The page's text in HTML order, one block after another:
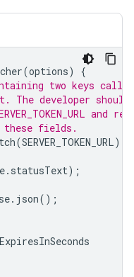
(options)
{
two keys called
The developer should
and
these fields.
(SERVER_TOKEN_URL);
. statusText);
. json();
ExpiresInSeconds